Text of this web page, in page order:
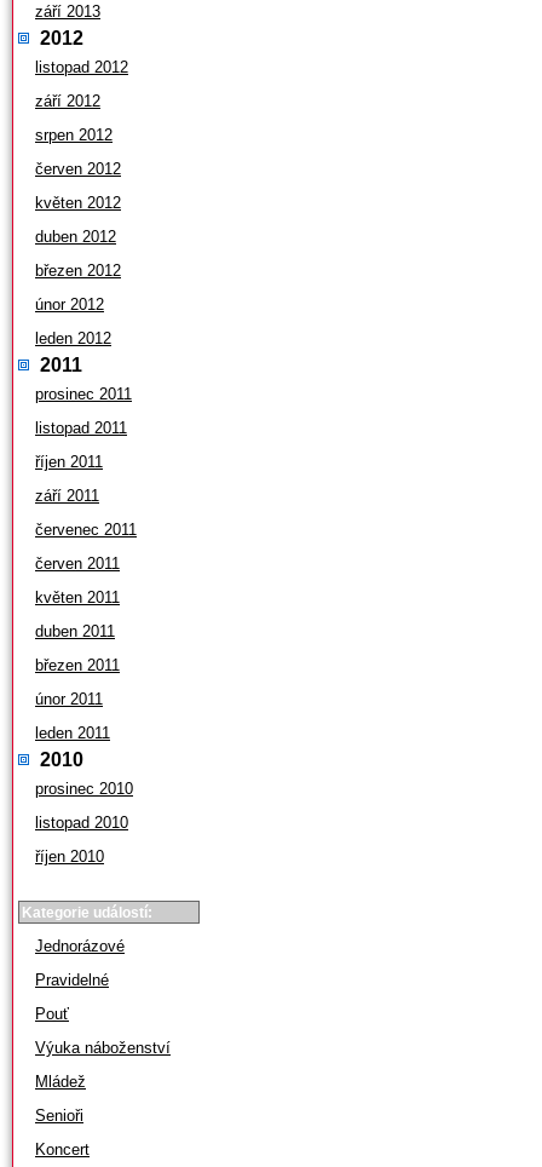
září 2013
2012
listopad 2012
září 2012
srpen 2012
červen 2012
květen 2012
duben 2012
březen 2012
únor 2012
leden 2012
2011
prosinec 2011
listopad 2011
říjen 2011
září 2011
červenec 2011
červen 2011
květen 2011
duben 2011
březen 2011
únor 2011
leden 2011
2010
prosinec 2010
listopad 2010
říjen 2010
Kategorie událostí:
Jednorázové
Pravidelné
Pouť
Výuka náboženství
Mládež
Senioři
Koncert